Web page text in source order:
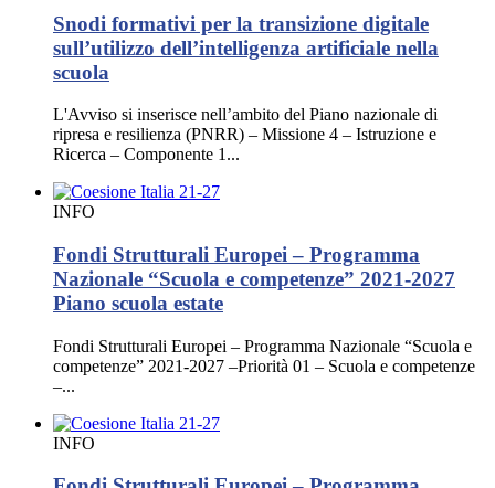
Snodi formativi per la transizione digitale
sull’utilizzo dell’intelligenza artificiale nella
scuola
L'Avviso si inserisce nell’ambito del Piano nazionale di
ripresa e resilienza (PNRR) – Missione 4 – Istruzione e
Ricerca – Componente 1...
INFO
Fondi Strutturali Europei – Programma
Nazionale “Scuola e competenze” 2021-2027
Piano scuola estate
Fondi Strutturali Europei – Programma Nazionale “Scuola e
competenze” 2021-2027 –Priorità 01 – Scuola e competenze
–...
INFO